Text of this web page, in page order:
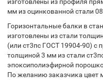
мм из оцинкованной стали
Горизонтальные балки в
изготовлены из стали
(или ст3пс ГОСТ 19904-90) с
толщиной 3 мм из стали
эпоксиполиэфирной
По желанию заказчика цвет